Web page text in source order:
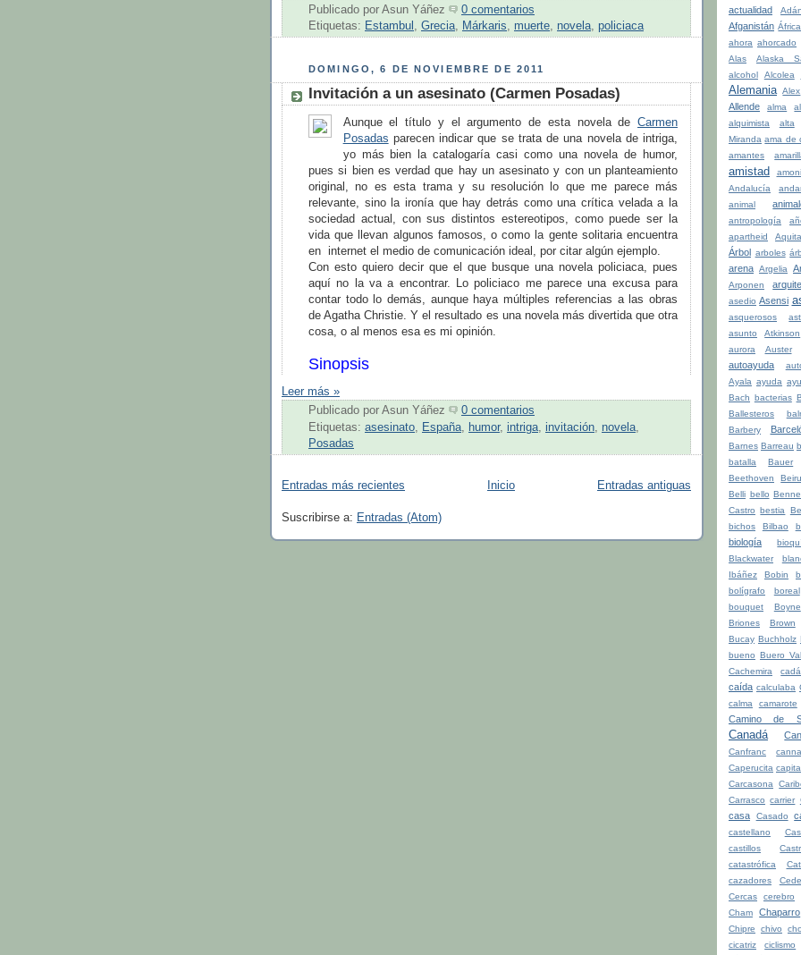
Publicado por Asun Yáñez
0 comentarios
Etiquetas: Estambul , Grecia, Márkaris, muerte, novela, policiaca
DOMINGO, 6 DE NOVIEMBRE DE 2011
Invitación a un asesinato (Carmen Posadas)
Aunque el título y el argumento de esta novela de Carmen
Posadas parecen indicar que se trata de una novela de intriga,
yo más bien la catalogaría casi como una novela de humor,
pues si bien es verdad que hay un asesinato y con un planteamiento
original, no es esta trama y su resolución lo que me parece más
relevante, sino la ironía que hay detrás como una crítica velada a la
sociedad actual, con sus distintos estereotipos, como puede ser la
vida que llevan algunos famosos, o como la gente solitaria encuentra
en internet el medio de comunicación ideal, por citar algún ejemplo.
Con esto quiero decir que el que busque una novela policiaca, pues
aquí no la va a encontrar. Lo policiaco me parece una excusa para
contar todo lo demás, aunque haya múltiples referencias a las obras
de Agatha Christie. Y el resultado es una novela más divertida que otra
cosa, o al menos esa es mi opinión.
Sinopsis
Leer más »
Publicado por Asun Yáñez
0 comentarios
Etiquetas: asesinato España humor, intriga invitación novela
Posadas
Entradas más recientes Entradas antiguas
Inicio
Suscribirse a: Entradas (Atom)
actualidad
Afganistán África
ahora ahorcado
Alas
Alaska
alcohol
Alcolea
Alemania Alex
Allende alma
alquimista
alta
Miranda ama de
amantes
amistad
Andalucía
animal
antropología
apartheid
Árbol arboles
arena Argelia
Arponen
asedio Asensi
asquerosos
asunto
Atkinson
aurora
Auster
autoayuda
Ayala ayuda
Bach bacterias
Ballesteros
Barbery
Barnes Barreau
batalla
Bauer
Beethoven
Belli bello
Castro bestia
bichos
Bilbao
biología
Blackwater
Ibáñez
Bobin
bolígrafo
boreal
bouquet
Boyne
Briones
Brown
Bucay Buchholz
bueno Buero
Cachemira
caída calculaba
calma
camarote
Camino de
Canadá
Canfranc
Caperucita
Carcasona
Carrasco carrier
casa Casado
castellano
castillos
catastrófica
cazadores
Cercas
cerebro
Cham
Chaparro
Chipre chivo
cicatriz
ciclismo